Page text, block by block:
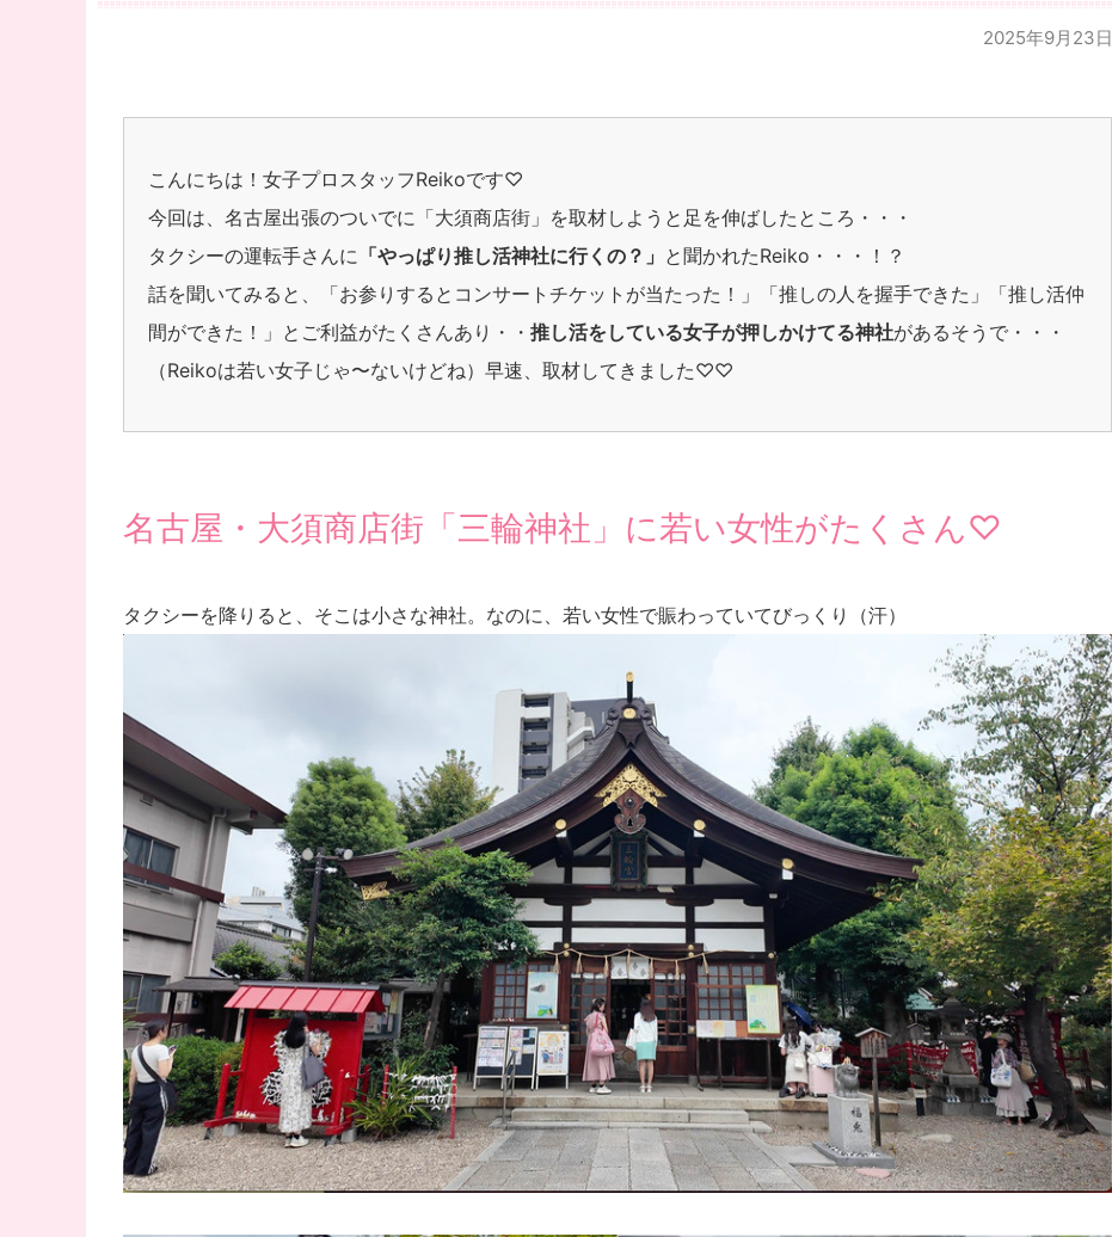
2025年9月23日
こんにちは！女子プロスタッフReikoです♡
今回は、名古屋出張のついでに「大須商店街」を取材しようと足を伸ばしたところ・・・
タクシーの運転手さんに 「やっぱり推し活神社に行くの？」 と聞かれたReiko・・・！？
話を聞いてみると、「お参りするとコンサートチケットが当たった！」「推しの人を握手できた」「推し活仲
間ができた！」とご利益がたくさんあり・・推し活をしている女子が押しかけてる神社があるそうで・・・
（Reikoは若い女子じゃ〜ないけどね）早速、取材してきました♡♡
名古屋・大須商店街「三輪神社」に若い女性がたくさん♡
タクシーを降りると、そこは小さな神社。なのに、若い女性で賑わっていてびっくり（汗）